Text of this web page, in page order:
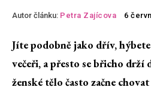
Autor článku: Petra Zajícova 6
Jíte podobně jako dřív, hýbete
večeři, a přesto se břicho drží
ženské tělo často začne